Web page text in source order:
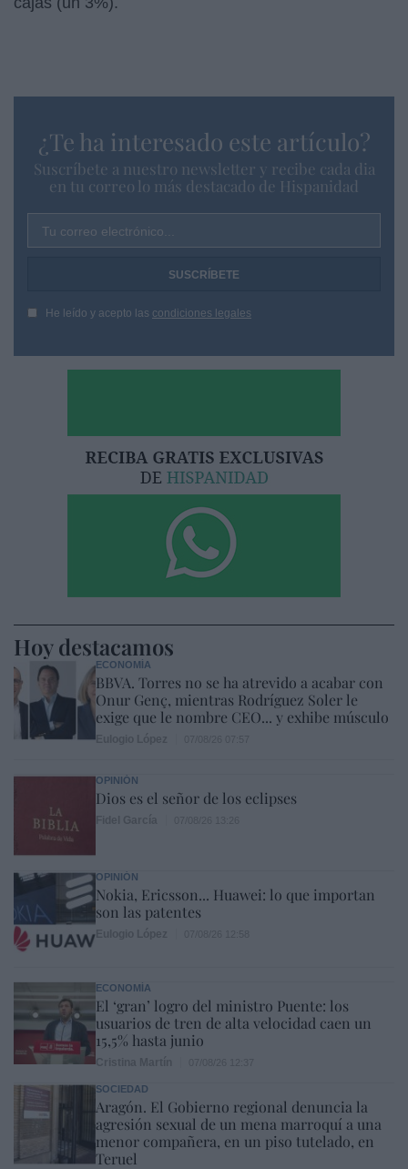
¿Te ha interesado este artículo?
Suscríbete a nuestro newsletter y recibe cada dia
en tu correo lo más destacado de Hispanidad
Tu correo electrónico...
He leído y acepto las condiciones legales
Hoy destacamos
ECONOMÍA
BBVA. Torres no se ha atrevido a acabar con
Onur Genç, mientras Rodríguez Soler le
exige que le nombre CEO... y exhibe músculo
OPINIÓN
Dios es el señor de los eclipses
OPINIÓN
Nokia, Ericsson... Huawei: lo que importan
son las patentes
ECONOMÍA
El ‘gran’ logro del ministro Puente: los
usuarios de tren de alta velocidad caen un
15,5% hasta junio
SOCIEDAD
Aragón. El Gobierno regional denuncia la
agresión sexual de un mena marroquí a una
menor compañera, en un piso tutelado, en
Teruel